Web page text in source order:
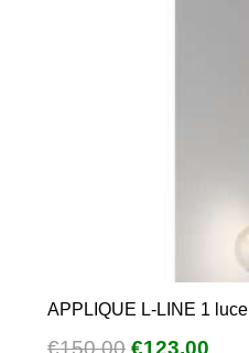
APPLIQUE L-LINE 1 luce
€150,00 Il
€123,00